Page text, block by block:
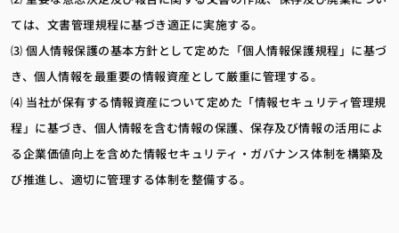
ては、文書管理規程に基づき適正に実施する。
⑶ 個人情報保護の基本方針として定めた「個人情報保護規程」に基づ
き、個人情報を最重要の情報資産として厳重に管理する。
⑷ 当社が保有する情報資産について定めた「情報セキュリティ管理規
程」に基づき、個人情報を含む情報の保護、保存及び情報の活用によ
る企業価値向上を含めた情報セキュリティ・ガバナンス体制を構築及
び推進し、適切に管理する体制を整備する。